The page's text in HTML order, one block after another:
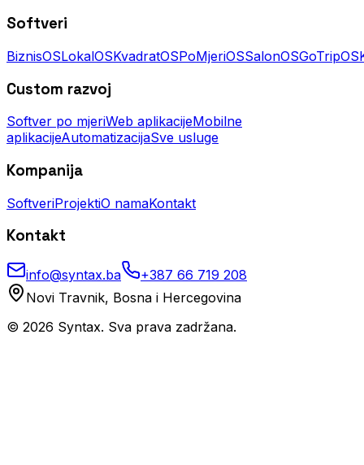
Softveri
BiznisOSLokalOSKvadratOSPoMjeriOSSalonOSGoTripOS
Custom razvoj
Softver po mjeriWeb aplikacijeMobilne
aplikacijeAutomatizacijaSve usluge
Kompanija
SoftveriProjektiO namaKontakt
Kontakt
info@syntax.ba
+387 66 719 208
Novi Travnik, Bosna i Hercegovina
© 2026 Syntax. Sva prava zadržana.